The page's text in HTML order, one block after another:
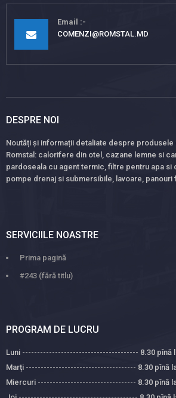
Email
COMENZI@ROMSTAL.MD
DESPRE NOI
Noutăți și informații detaliate despre
Romstal: calorifere din otel, cazane lemne si
pardoseala cu agent termic, filtre pentru apa si
pompe drenaj si submersibile, lavoare, panouri
SERVICIILE NOASTRE
Prima pagină
#243 (fără titlu)
PROGRAM DE LUCRU
Luni --------------------------------------- 8.30 pînă
Marți ------------------------------------- 8.30 pînă
Miercuri --------------------------------- 8.30 pînă